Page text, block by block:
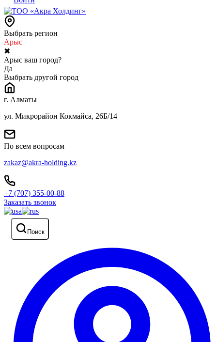
Выбрать регион
Арыс
✖
Арыс ваш город?
Да
Выбрать другой город
г. Алматы
ул. Микрорайон Кокмайса, 26Б/14
По всем вопросам
zakaz@akra-holding.kz
+7 (707) 355-00-88
Заказать звонок
Поиск